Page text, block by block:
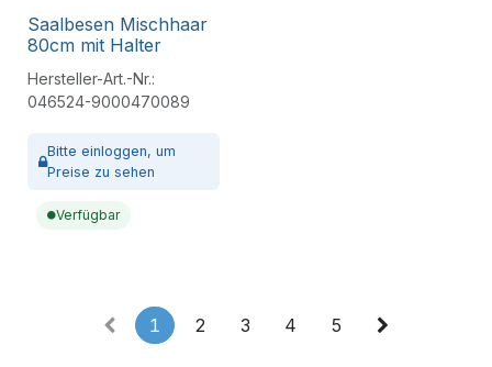
Saalbesen Mischhaar
80cm mit Halter
Hersteller-Art.-Nr.:
046524-9000470089
Bitte einloggen, um
Preise zu sehen
Verfügbar
1 2 3 4 5